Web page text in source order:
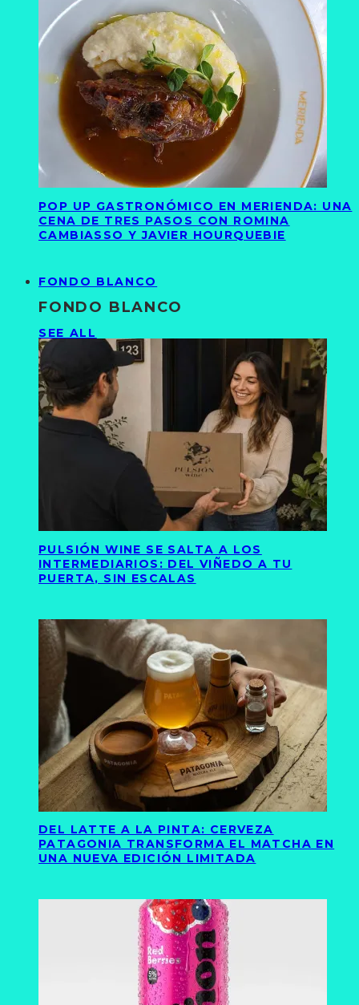
POP UP GASTRONÓMICO EN MERIENDA: UNA
CENA DE TRES PASOS CON ROMINA
CAMBIASSO Y JAVIER HOURQUEBIE
FONDO BLANCO
FONDO BLANCO
SEE ALL
PULSIÓN WINE SE SALTA A LOS
INTERMEDIARIOS: DEL VIÑEDO A TU
PUERTA, SIN ESCALAS
DEL LATTE A LA PINTA: CERVEZA
PATAGONIA TRANSFORMA EL MATCHA EN
UNA NUEVA EDICIÓN LIMITADA